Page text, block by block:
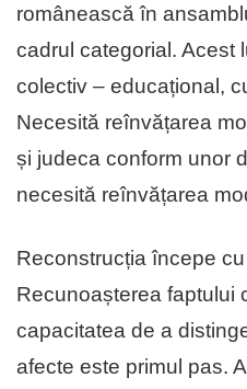
românească în
cadrul categorial. Acest
colectiv – educațional,
Necesită reînvățarea
și judeca conform unor
necesită reînvățarea
Reconstrucția începe
Recunoașterea faptului
capacitatea de a
afecte este primul pas.